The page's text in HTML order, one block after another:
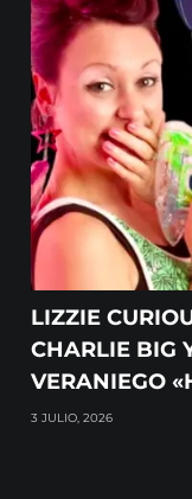
LIZZIE
CHARLIE BIG
VERANIEGO
3 JULIO, 2026